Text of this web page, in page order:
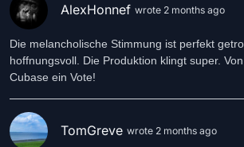
AlexHonnef wrote 2 months ago
Die melancholische Stimmung ist perfekt
hoffnungsvoll. Die Produktion klingt super.
Cubase ein Vote!
TomGreve wrote 2 months ago